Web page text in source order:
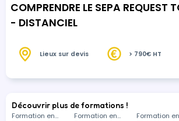
COMPRENDRE LE SEPA REQUEST
- DISTANCIEL
Lieux sur devis > 790€ HT
Découvrir plus de formations !
Formation en
Formation en
Formation en